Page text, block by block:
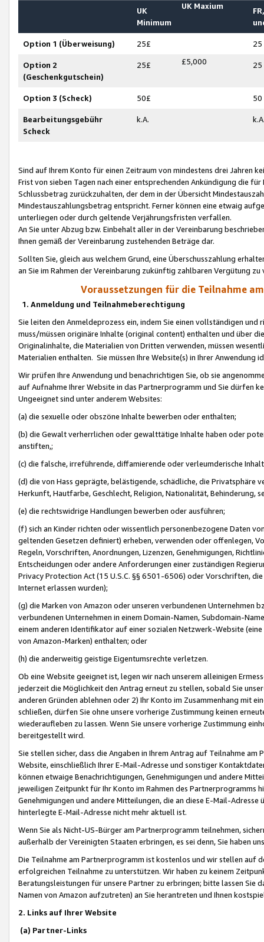
UK
Minimum
UK Maxium
Option 1 (Überweisung) 25£ 25
Option 2
(Geschenkgutschein)
25£ £5,000 25
Option 3 (Scheck) 50£ 50
Bearbeitungsgebühr
Scheck
k.A.
Sind auf Ihrem Konto für einen Zeitraum von mindestens drei Jahren
Frist von sieben Tagen nach einer entsprechenden Ankündigung die
Schlussbetrag zurückzuhalten, der dem in der Übersicht
Mindestauszahlungsbetrag entspricht. Ferner können eine etwaig
unterliegen oder durch geltende Verjährungsfristen verfallen.
An Sie unter Abzug bzw. Einbehalt aller in der Vereinbarung
Ihnen gemäß der Vereinbarung zustehenden Beträge dar.
Sollten Sie, gleich aus welchem Grund, eine Überschusszahlung
an Sie im Rahmen der Vereinbarung zukünftig zahlbaren Vergütung zu
Voraussetzungen für die Teilnahme
1. Anmeldung und Teilnahmeberechtigung
Sie leiten den Anmeldeprozess ein, indem Sie einen vollständigen
muss/müssen originäre Inhalte (original content) enthalten und über
Originalinhalte, die Materialien von Dritten verwenden, müssen
Materialien enthalten. Sie müssen Ihre Website(s) in Ihrer Anwendung
Wir prüfen Ihre Anwendung und benachrichtigen Sie, ob sie
auf Aufnahme Ihrer Website in das Partnerprogramm und Sie dürfen
Ungeeignet sind unter anderem Websites:
(a) die sexuelle oder obszöne Inhalte bewerben oder enthalten;
(b) die Gewalt verherrlichen oder gewalttätige Inhalte haben oder
anstiften,;
(c) die falsche, irreführende, diffamierende oder verleumderische
(d) die von Hass geprägte, belästigende, schädliche, die Privatsphäre
Herkunft, Hautfarbe, Geschlecht, Religion, Nationalität, Behinderung,
(e) die rechtswidrige Handlungen bewerben oder ausführen;
(f) sich an Kinder richten oder wissentlich personenbezogene Daten
geltenden Gesetzen definiert) erheben, verwenden oder offenlegen,
Regeln, Vorschriften, Anordnungen, Lizenzen, Genehmigungen,
Entscheidungen oder andere Anforderungen einer zuständigen
Privacy Protection Act (15 U.S.C. §§ 6501-6506) oder Vorschriften,
Internet erlassen wurden);
(g) die Marken von Amazon oder unseren verbundenen Unternehmen
verbundenen Unternehmen in einem Domain-Namen, Subdomain-
einem anderen Identifikator auf einer sozialen Netzwerk-Website
von Amazon-Marken) enthalten; oder
(h) die anderweitig geistige Eigentumsrechte verletzen.
Ob eine Website geeignet ist, legen wir nach unserem alleinigen
jederzeit die Möglichkeit den Antrag erneut zu stellen, sobald Sie
anderen Gründen ablehnen oder 2) Ihr Konto im Zusammenhang mit
schließen, dürfen Sie ohne unsere vorherige Zustimmung keinen
wiederaufleben zu lassen. Wenn Sie unsere vorherige Zustimmung
bereitgestellt wird.
Sie stellen sicher, dass die Angaben in Ihrem Antrag auf Teilnahme
Website, einschließlich Ihrer E-Mail-Adresse und sonstiger
können etwaige Benachrichtigungen, Genehmigungen und andere
jeweiligen Zeitpunkt für Ihr Konto im Rahmen des Partnerprogramms
Genehmigungen und andere Mitteilungen, die an diese E-Mail-
hinterlegte E-Mail-Adresse nicht mehr aktuell ist.
Wenn Sie als Nicht-US-Bürger am Partnerprogramm teilnehmen,
außerhalb der Vereinigten Staaten erbringen, es sei denn, Sie haben
Die Teilnahme am Partnerprogramm ist kostenlos und wir stellen auf
erfolgreichen Teilnahme zu unterstützen. Wir haben zu keinem
Beratungsleistungen für unsere Partner zu erbringen; bitte lassen Sie
Namen von Amazon aufzutreten) an Sie herantreten und Ihnen
2. Links auf Ihrer Website
(a) Partner-Links